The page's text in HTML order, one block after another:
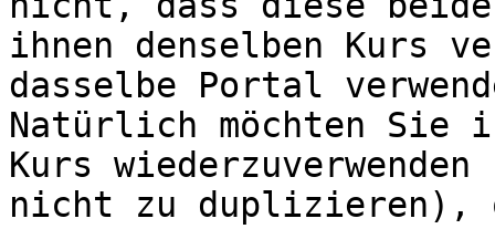
ihnen denselben Kurs
dasselbe Portal
Natürlich möchten Sie
Kurs
nicht zu duplizieren),